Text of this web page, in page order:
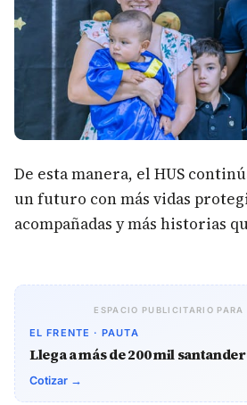
De esta manera, el HUS
un futuro con más vidas
acompañadas y más historias
ESPACIO PUBLICITARIO PARA
EL FRENTE · PAUTA
Llega a más de 200 mil
Cotizar →